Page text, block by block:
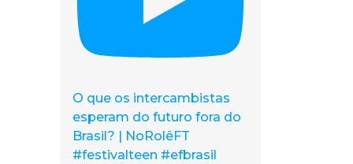
O que os intercambistas
esperam do futuro fora do
Brasil? | NoRolêFT
#festivalteen #efbrasil